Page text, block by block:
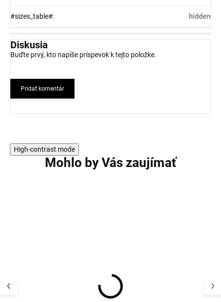
#sizes_table#: hidden
Diskusia
Buďte prvý, kto napíše príspevok k tejto položke.
Pridať komentár
High-contrast mode
Mohlo by Vás zaujímať